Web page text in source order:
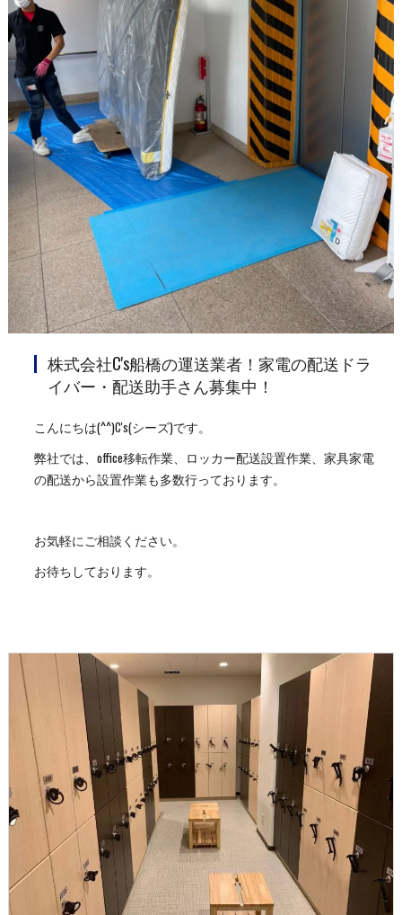
株式会社C's船橋の運送業者！家電の配送ドラ
イバー・配送助手さん募集中！
こんにちは(^^)C's(シーズ)です。
弊社では、office移転作業、ロッカー配送設置作業、家具家電
の配送から設置作業も多数行っております。
お気軽にご相談ください。
お待ちしております。